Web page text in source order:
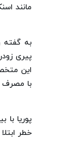
مانند
به گفته
پیری
این
با مصرف
پوریا
خطر